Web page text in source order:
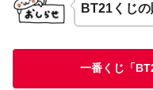
BT21くじ
一番くじ「